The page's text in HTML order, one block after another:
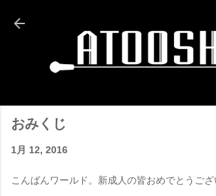
おみくじ
1月 12, 2016
こんばんワールド。新成人の皆おめでとうござ